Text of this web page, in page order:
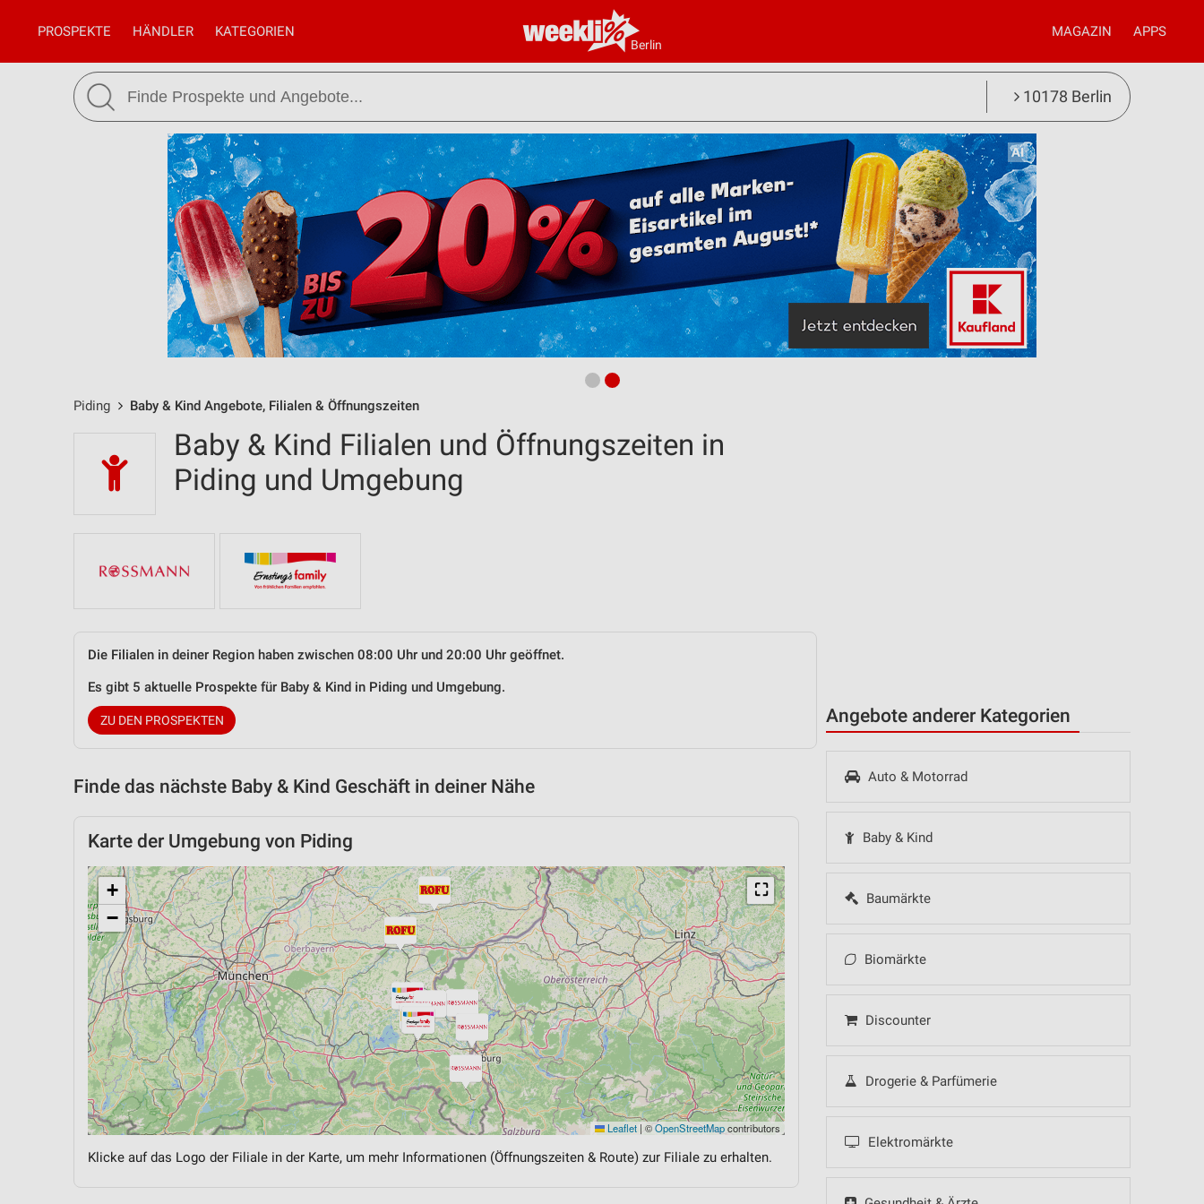
Berlin
PROSPEKTE HÄNDLER KATEGORIEN MAGAZIN APPS
10178 Berlin
Piding Baby & Kind Angebote, Filialen & Öffnungszeiten
Angebote anderer Kategorien
Auto & Motorrad
Baby & Kind
Baumärkte
Biomärkte
Discounter
Drogerie & Parfümerie
Elektromärkte
Baby & Kind Filialen und Öffnungszeiten in
Piding und Umgebung
Die Filialen in deiner Region haben zwischen 08:00 Uhr und 20:00 Uhr geöffnet.
Es gibt 5 aktuelle Prospekte für Baby & Kind in Piding und Umgebung.
ZU DEN PROSPEKTEN
Finde das nächste Baby & Kind Geschäft in deiner Nähe
Karte der Umgebung von Piding
⛶
+
−
Leaflet | ©OpenStreetMapcontributors
Klicke auf das Logo der Filiale in der Karte, um mehr Informationen (Öffnungszeiten & Route) zur Filiale zu erhalten.